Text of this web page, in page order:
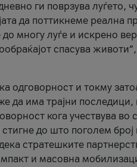
ги поврзува
да поттикнеме реална
многу луѓе и искрено
спасува
одговорност и токму
да има трајни
кога учествува
до што поголем
стратешките
и масовна